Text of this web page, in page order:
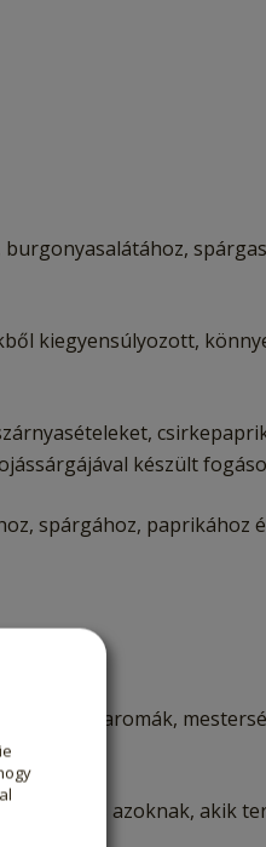
kiegyensúlyozott,
készült
spárgához, paprikához
aromák,
választás azoknak, akik